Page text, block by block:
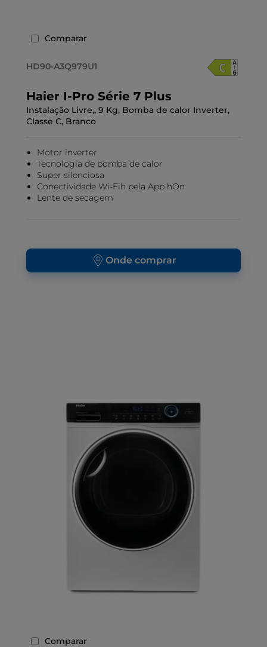
Comparar
HD90-A3Q979U1
Haier I-Pro Série 7 Plus
Instalação Livre,, 9 Kg, Bomba de calor Inverter,
Classe C, Branco
Motor inverter
Tecnologia de bomba de calor
Super silenciosa
Conectividade Wi-Fih pela App hOn
Lente de secagem
Onde comprar
Comparar